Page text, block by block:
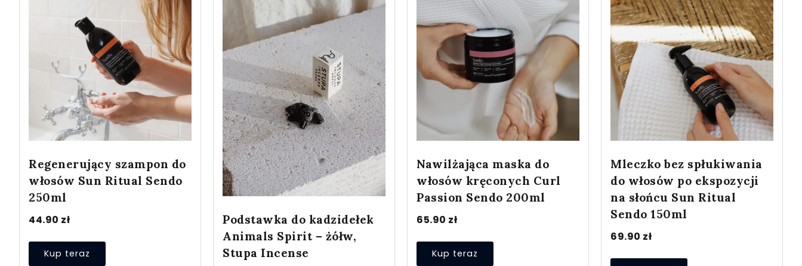
Regenerujący szampon do
włosów Sun Ritual Sendo
250ml
44.90 zł
Kup teraz
Podstawka do kadzidełek
Animals Spirit – żółw,
Stupa Incense
Nawilżająca maska do
włosów kręconych Curl
Passion Sendo 200ml
65.90 zł
Kup teraz
Mleczko bez spłukiwania
do włosów po ekspozycji
na słońcu Sun Ritual
Sendo 150ml
69.90 zł